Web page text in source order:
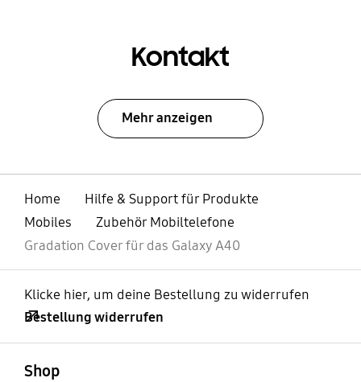
Kontakt
Mehr anzeigen
Home
Hilfe & Support für Produkte
Mobiles
Zubehör Mobiltelefone
Gradation Cover für das Galaxy A40
Klicke hier, um deine Bestellung zu widerrufen
Bestellung widerrufen
Shop